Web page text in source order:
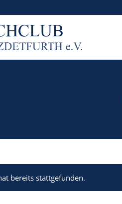
bereits stattgefunden.